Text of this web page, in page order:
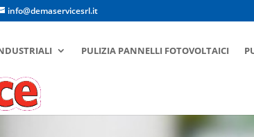
info@demaservicesrl.it
PULIZIA PANNELLI FOTOVOLTAICI